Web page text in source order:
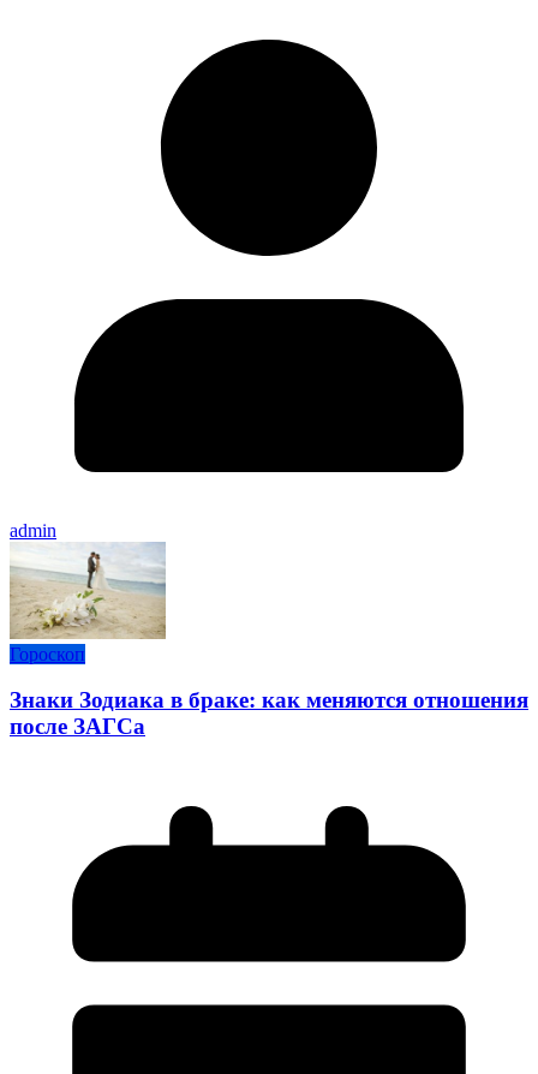
admin
Гороскоп
Знаки Зодиака в браке: как меняются отношения
после ЗАГСа